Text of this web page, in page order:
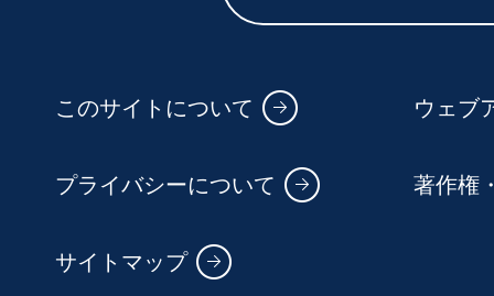
このサイトについて ウェブ
プライバシーについて 著作権
サイトマップ